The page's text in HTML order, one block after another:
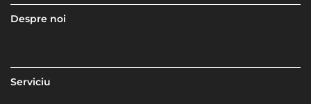
Despre noi
Serviciu